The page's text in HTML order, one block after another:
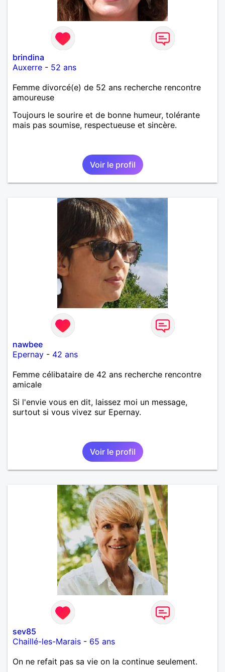
brindina
Auxerre - 52 ans
Femme divorcé(e) de 52 ans recherche rencontre
amoureuse
Toujours le sourire et de bonne humeur, tolérante
mais pas soumise, respectueuse et sincère.
Voir le profil
nawbee
Epernay - 42 ans
Femme célibataire de 42 ans recherche rencontre
amicale
Si l'envie vous en dit, laissez moi un message,
surtout si vous vivez sur Epernay.
Voir le profil
sev85
Chaillé-les-Marais - 65 ans
On ne refait pas sa vie on la continue seulement.